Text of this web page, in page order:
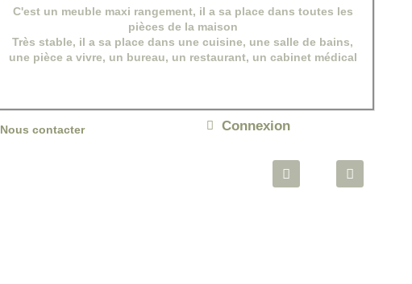
C'est un meuble maxi rangement, il a sa place dans toutes les
pièces de la maison
Très stable, il a sa place dans une cuisine, une salle de bains,
une pièce a vivre, un bureau, un restaurant, un cabinet médical
Nous contacter Connexion